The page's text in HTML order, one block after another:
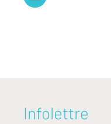
Infolettre